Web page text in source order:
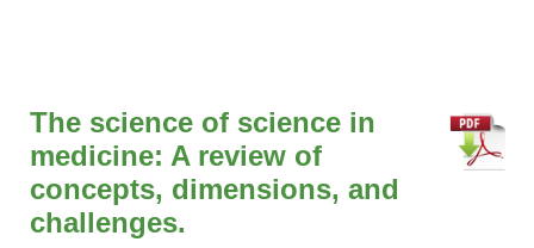
The science of science in
medicine: A review of
concepts, dimensions, and
challenges.